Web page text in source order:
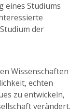
eines Studiums
der
Wissenschaften
echten
zu entwickeln,
verändert.